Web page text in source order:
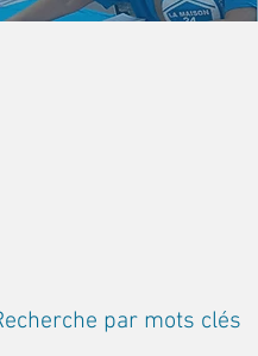
par mots clés